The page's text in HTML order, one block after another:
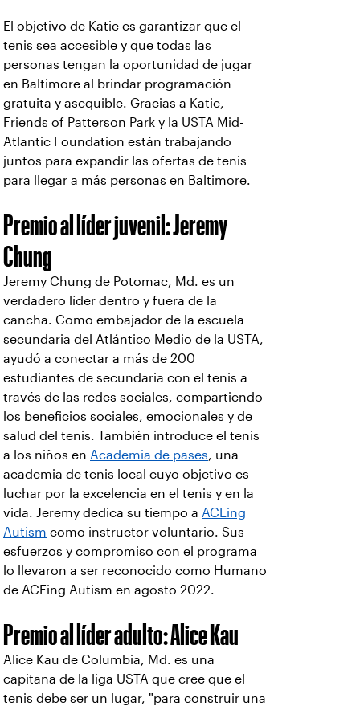
El objetivo de Katie es garantizar que el
tenis sea accesible y que todas las
personas tengan la oportunidad de jugar
en Baltimore al brindar programación
gratuita y asequible. Gracias a Katie,
Friends of Patterson Park y la USTA Mid-
Atlantic Foundation están trabajando
juntos para expandir las ofertas de tenis
para llegar a más personas en Baltimore.
Premio al líder juvenil: Jeremy
Chung
Jeremy Chung de Potomac, Md. es un
verdadero líder dentro y fuera de la
cancha. Como embajador de la escuela
secundaria del Atlántico Medio de la USTA,
ayudó a conectar a más de 200
estudiantes de secundaria con el tenis a
través de las redes sociales, compartiendo
los beneficios sociales, emocionales y de
salud del tenis. También introduce el tenis
a los niños en Academia de pases, una
academia de tenis local cuyo objetivo es
luchar por la excelencia en el tenis y en la
vida. Jeremy dedica su tiempo a ACEing
Autism como instructor voluntario. Sus
esfuerzos y compromiso con el programa
lo llevaron a ser reconocido como Humano
de ACEing Autism en agosto 2022.
Premio al líder adulto: Alice Kau
Alice Kau de Columbia, Md. es una
capitana de la liga USTA que cree que el
tenis debe ser un lugar, "para construir una